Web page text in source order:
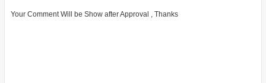
Your Comment Will be Show after Approval , Thanks